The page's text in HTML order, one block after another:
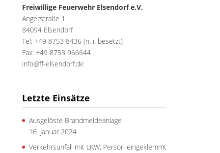
Freiwillige Feuerwehr Elsendorf e.V.
Angerstraße 1
84094 Elsendorf
Tel: +49 8753 8436 (n. i. besetzt)
Fax: +49 8753 966644
info@ff-elsendorf.de
Letzte Einsätze
Ausgelöste Brandmeldeanlage
16. Januar 2024
Verkehrsunfall mit LKW, Person eingeklemmt